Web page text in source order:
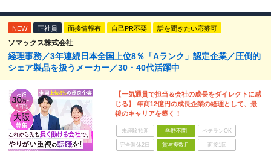
NEW 正社員 面接情報有 自己PR不要 話を聞きたい応募可
ソマックス株式会社
経理事務／3年連続日本全国上位8％「Aランク」認定企業／圧倒的
シェア製品を扱うメーカー／30・40代活躍中
【一気通貫で担当＆会社の成長をダイレクトに感
じる】 年商12億円の成長企業の経理として、最
後のキャリアを築く！
未経験歓迎 学歴不問 ベテランOK
完全週休2日 賞与複数月 面接1回